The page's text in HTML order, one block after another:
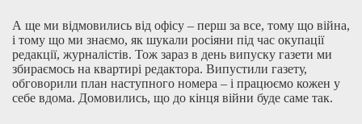
А ще ми відмовились від офісу – перш за все, тому що війна,
і тому що ми знаємо, як шукали росіяни під час окупації
редакції, журналістів. Тож зараз в день випуску газети ми
збираємось на квартирі редактора. Випустили газету,
обговорили план наступного номера – і працюємо кожен у
себе вдома. Домовились, що до кінця війни буде саме так.